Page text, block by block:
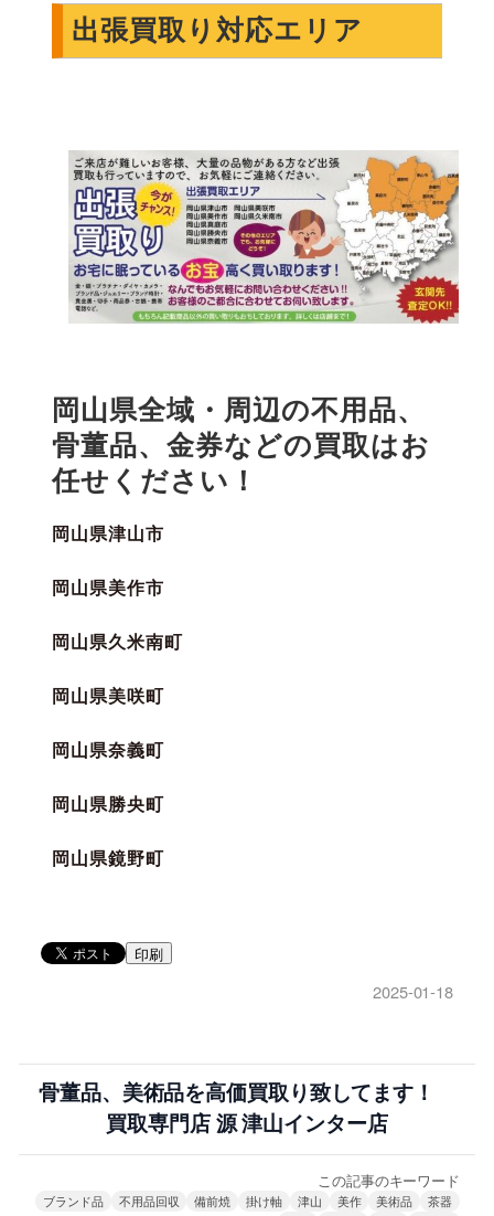
出張買取り対応エリア
岡山県全域・周辺の不用品、
骨董品、金券などの買取はお
任せください！
岡山県津山市
岡山県美作市
岡山県久米南町
岡山県美咲町
岡山県奈義町
岡山県勝央町
岡山県鏡野町
印刷
2025-01-18
骨董品、美術品を高価買取り致してます！
買取専門店 源 津山インター店
この記事のキーワード
ブランド品 不用品回収 備前焼 掛け軸 津山 美作 美術品
茶器